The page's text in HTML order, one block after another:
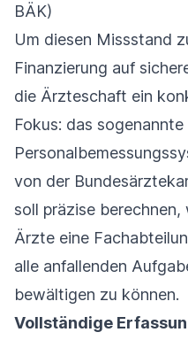
BÄK)
Um diesen Missstand
Finanzierung auf
die Ärzteschaft ein
Fokus: das
von der
soll präzise
Ärzte eine
alle anfallenden
bewältigen zu können.
Vollständige